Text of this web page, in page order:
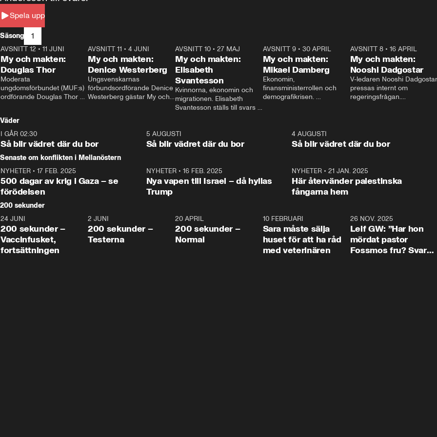
Spela upp
Säsong 1
26:27
AVSNITT 12 • 11 JUNI
My och makten:
Douglas Thor
Moderata
ungdomsförbundet (MUF:s)
ordförande Douglas Thor
tonårsutvisningarna och hur
Moderaterna ska locka
väljare till valet i höst.
23:40
AVSNITT 11 •4 JUNI
My och makten:
Denice Westerberg
Ungsvenskarnas
förbundsordförande Denice
Westerberg gästar My och
AVSNITT 10 •27 MAJ
My och makten:
Elisabeth
Svantesson
Kvinnorna, ekonomin och
migrationen. Elisabeth
Svantesson ställs till svars
AVSNITT 9• 30 APRIL
My och makten:
Mikael Damberg
Ekonomin,
finansministerrollen och
demografikrisen.
och Makten.
AVSNITT 8• 16 APRIL
My och makten:
Nooshi Dadgostar
V-ledaren Nooshi Dadgostar
pressas internt om
regeringsfrågan.
– Vi ställer upp i val. Ska vi
vara med så sitter vi förstås
Väder
I GÅR 02:30
Så blir vädret där du bor
1:06
5 AUGUSTI
Så blir vädret där du bor
4 AUGUSTI
Så blir vädret där du bor
Senaste om konflikten i Mellanöstern
NYHETER • 17 FEB. 2025
500 dagar av krig i Gaza – se
förödelsen
NYHETER• 16 FEB. 2025
Nya vapen till Israel – då hyllas
Trump
NYHETER •21 JAN. 2025
Här återvänder palestinska
fångarna hem
200 sekunder
5:00
24 JUNI
200 sekunder –
Vaccinfusket,
fortsättningen
4:23
2 JUNI
200 sekunder –
Testerna
20 APRIL
200 sekunder –
Normal
10 FEBRUARI
Sara måste sälja
huset för att ha råd
med veterinären
26 NOV. 2025
Leif GW: ”Har hon
mördat pastor
Fossmos fru? Svar